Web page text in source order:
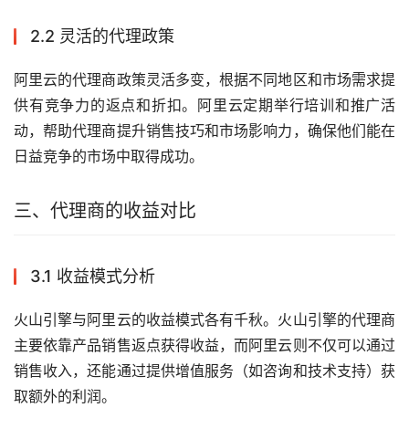
2.2 灵活的代理政策
阿里云的代理商政策灵活多变，根据不同地区和市场需求提
供有竞争力的返点和折扣。阿里云定期举行培训和推广活
动，帮助代理商提升销售技巧和市场影响力，确保他们能在
日益竞争的市场中取得成功。
三、代理商的收益对比
3.1 收益模式分析
火山引擎与阿里云的收益模式各有千秋。火山引擎的代理商
主要依靠产品销售返点获得收益，而阿里云则不仅可以通过
销售收入，还能通过提供增值服务（如咨询和技术支持）获
取额外的利润。